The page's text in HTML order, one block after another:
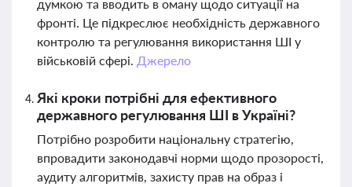
думкою та вводить в оману щодо ситуації на
фронті. Це підкреслює необхідність державного
контролю та регулювання використання ШІ у
військовій сфері. Джерело
Які кроки потрібні для ефективного
державного регулювання ШІ в Україні?
Потрібно розробити національну стратегію,
впровадити законодавчі норми щодо прозорості,
аудиту алгоритмів, захисту прав на образ і